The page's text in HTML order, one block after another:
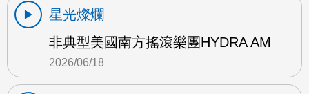
星光燦爛
非典型美國南方搖滾樂團HYDRA AM
2026/06/18